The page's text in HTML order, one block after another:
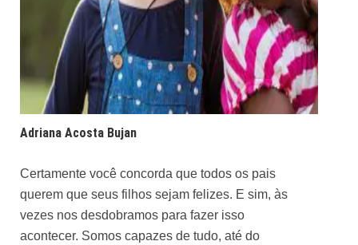
Adriana Acosta Bujan
Certamente você concorda que todos os pais
querem que seus filhos sejam felizes. E sim, às
vezes nos desdobramos para fazer isso
acontecer. Somos capazes de tudo, até do